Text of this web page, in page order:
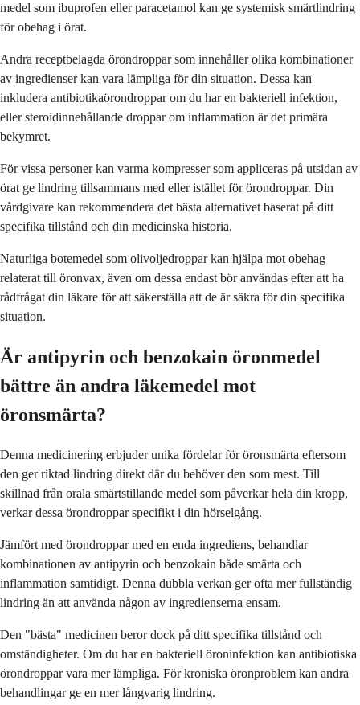
medel som ibuprofen eller paracetamol kan ge systemisk smärtlindring
för obehag i örat.
Andra receptbelagda örondroppar som innehåller olika kombinationer
av ingredienser kan vara lämpliga för din situation. Dessa kan
inkludera antibiotikaörondroppar om du har en bakteriell infektion,
eller steroidinnehållande droppar om inflammation är det primära
bekymret.
För vissa personer kan varma kompresser som appliceras på utsidan av
örat ge lindring tillsammans med eller istället för örondroppar. Din
vårdgivare kan rekommendera det bästa alternativet baserat på ditt
specifika tillstånd och din medicinska historia.
Naturliga botemedel som olivoljedroppar kan hjälpa mot obehag
relaterat till öronvax, även om dessa endast bör användas efter att ha
rådfrågat din läkare för att säkerställa att de är säkra för din specifika
situation.
Är antipyrin och benzokain öronmedel
bättre än andra läkemedel mot
öronsmärta?
Denna medicinering erbjuder unika fördelar för öronsmärta eftersom
den ger riktad lindring direkt där du behöver den som mest. Till
skillnad från orala smärtstillande medel som påverkar hela din kropp,
verkar dessa örondroppar specifikt i din hörselgång.
Jämfört med örondroppar med en enda ingrediens, behandlar
kombinationen av antipyrin och benzokain både smärta och
inflammation samtidigt. Denna dubbla verkan ger ofta mer fullständig
lindring än att använda någon av ingredienserna ensam.
Den "bästa" medicinen beror dock på ditt specifika tillstånd och
omständigheter. Om du har en bakteriell öroninfektion kan antibiotiska
örondroppar vara mer lämpliga. För kroniska öronproblem kan andra
behandlingar ge en mer långvarig lindring.